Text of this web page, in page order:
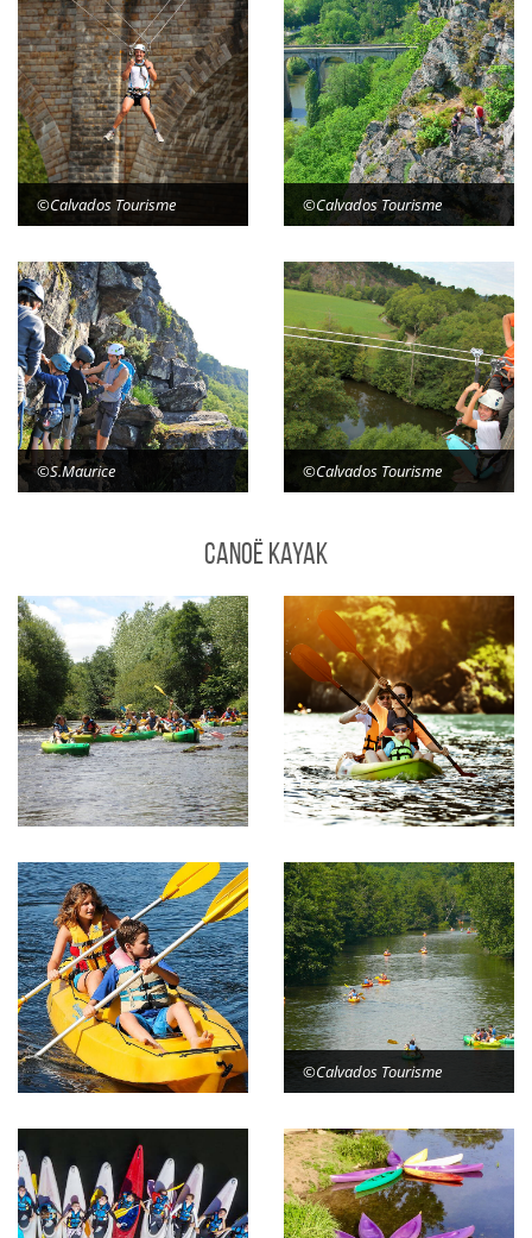
©Calvados Tourisme ©Calvados Tourisme
©S.Maurice ©Calvados Tourisme
Canoë kayak
©Calvados Tourisme